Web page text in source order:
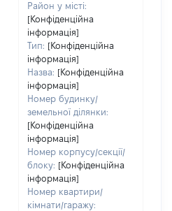
Район у місті:
[Конфіденційна
інформація]
Тип: [Конфіденційна
інформація]
Назва: [Конфіденційна
інформація]
Номер будинку/
земельної ділянки:
[Конфіденційна
інформація]
Номер корпусу/секції/
блоку: [Конфіденційна
інформація]
Номер квартири/
кімнати/гаражу: